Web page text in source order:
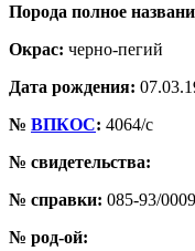
Порода полное
Окрас: черно-пегий
Дата рождения:
№ ВПКОС: 4064/с
№ свидетельства:
№ справки: 085-93/
№ род-ой: